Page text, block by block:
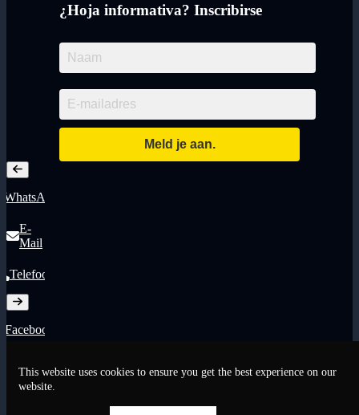
This website uses cookies to ensure you get the best experience on our
website.
¿Hoja informativa? Inscribirse
WhatsApp
E-
Mail
Telefoon
Facebook
Instagram